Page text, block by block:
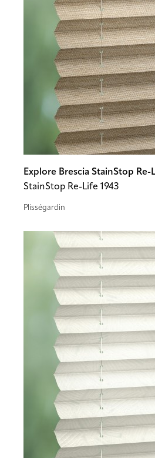
Explore Brescia StainStop Re-
StainStop Re-Life 1943
Plisségardin